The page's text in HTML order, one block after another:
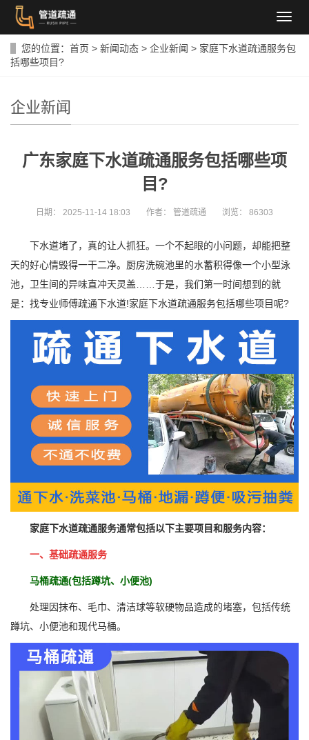
导
菜
您的位置： 首页 > 新闻动态 > 企业新闻 > 家庭下水道疏通服务包
括哪些项目?
企业新闻
广东家庭下水道疏通服务包括哪些项
目?
日期： 2025-11-14 18:03 作者： 管道疏通 浏览： 86303
下水道堵了，真的让人抓狂。一个不起眼的小问题，却能把整
天的好心情毁得一干二净。厨房洗碗池里的水蓄积得像一个小型泳
池，卫生间的异味直冲天灵盖……于是，我们第一时间想到的就
是：找专业师傅疏通下水道!家庭下水道疏通服务包括哪些项目呢?
家庭下水道疏通服务通常包括以下主要项目和服务内容：
一、基础疏通服务
马桶疏通(包括蹲坑、小便池)
处理因抹布、毛巾、清洁球等软硬物品造成的堵塞，包括传统
蹲坑、小便池和现代马桶。